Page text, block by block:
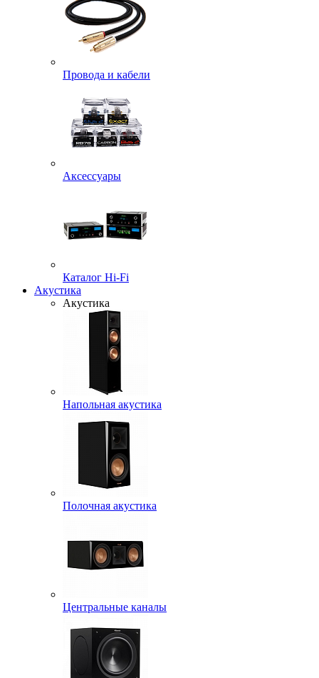
Провода и кабели
Аксессуары
Каталог Hi-Fi
Акустика
Акустика
Напольная акустика
Полочная акустика
Центральные каналы